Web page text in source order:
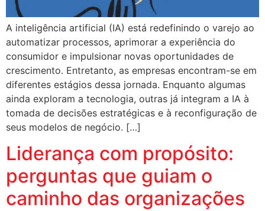
A inteligência artificial (IA) está redefinindo o varejo ao
automatizar processos, aprimorar a experiência do
consumidor e impulsionar novas oportunidades de
crescimento. Entretanto, as empresas encontram-se em
diferentes estágios dessa jornada. Enquanto algumas
ainda exploram a tecnologia, outras já integram a IA à
tomada de decisões estratégicas e à reconfiguração de
seus modelos de negócio. […]
Liderança com propósito:
perguntas que guiam o
caminho das organizações